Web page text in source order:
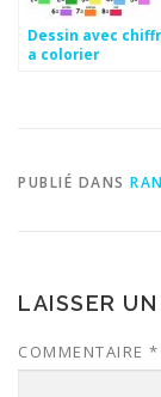
Dessin avec
a colorier
PUBLIÉ DANS
LAISSER
COMMENTAIRE *